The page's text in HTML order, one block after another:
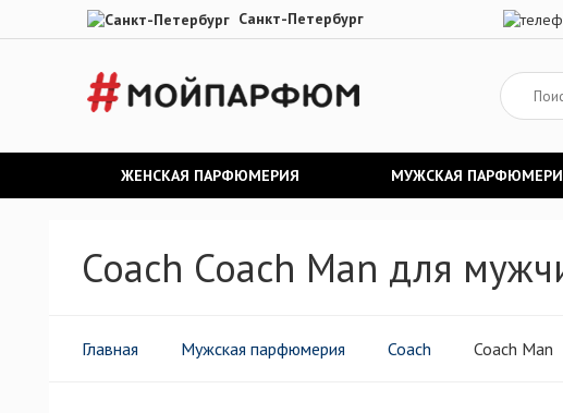
Санкт-Петербург
ЖЕНСКАЯ ПАРФЮМЕРИЯ МУЖСКАЯ
Coach Coach Man для
Главная Мужская парфюмерия Coach Coach Man